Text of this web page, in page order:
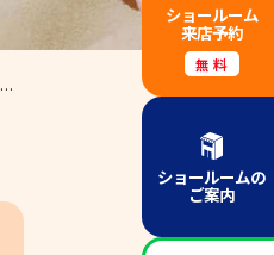
ショールーム
来店予約
無料
ショールームの
ご案内